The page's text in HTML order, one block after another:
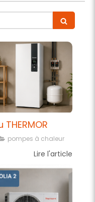
pompes à chaleur
Lire l'article